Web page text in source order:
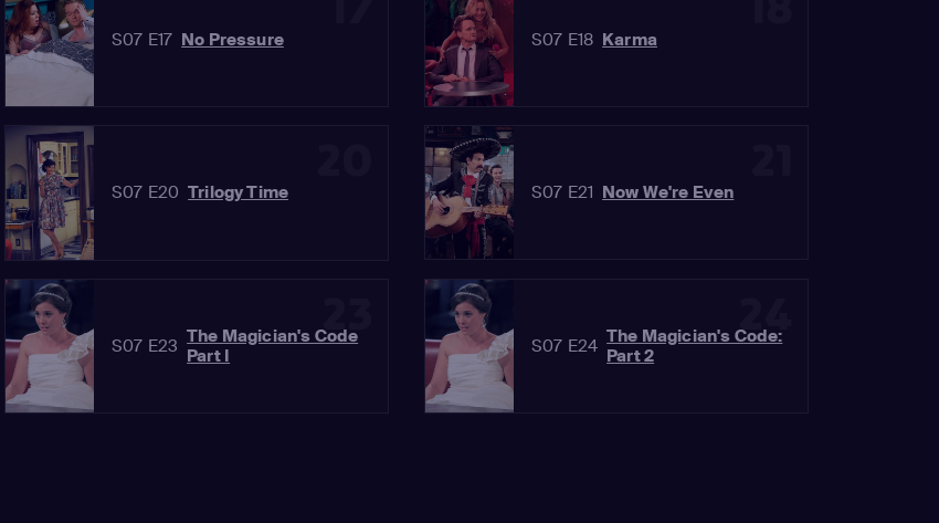
S07 E17 No Pressure S07 E18 Karma
S07 E20 Trilogy Time S07 E21 Now We're Even
23
S07 E23 The Magician's Code
Part I
24
S07 E24 The Magician's Code:
Part 2